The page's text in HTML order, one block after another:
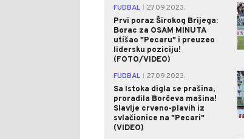
FUDBAL
27.09.2023.
Prvi poraz Širokog Brijega:
Borac za OSAM MINUTA
utišao "Pecaru" i preuzeo
lidersku poziciju!
(FOTO/VIDEO)
FUDBAL
27.09.2023.
Sa Istoka digla se prašina,
proradila Borčeva mašina!
Slavlje crveno-plavih iz
svlačionice na "Pecari"
(VIDEO)